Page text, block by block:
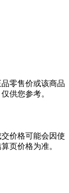
零售价或该商品
供您参考。
价格可能会因使
页价格为准。